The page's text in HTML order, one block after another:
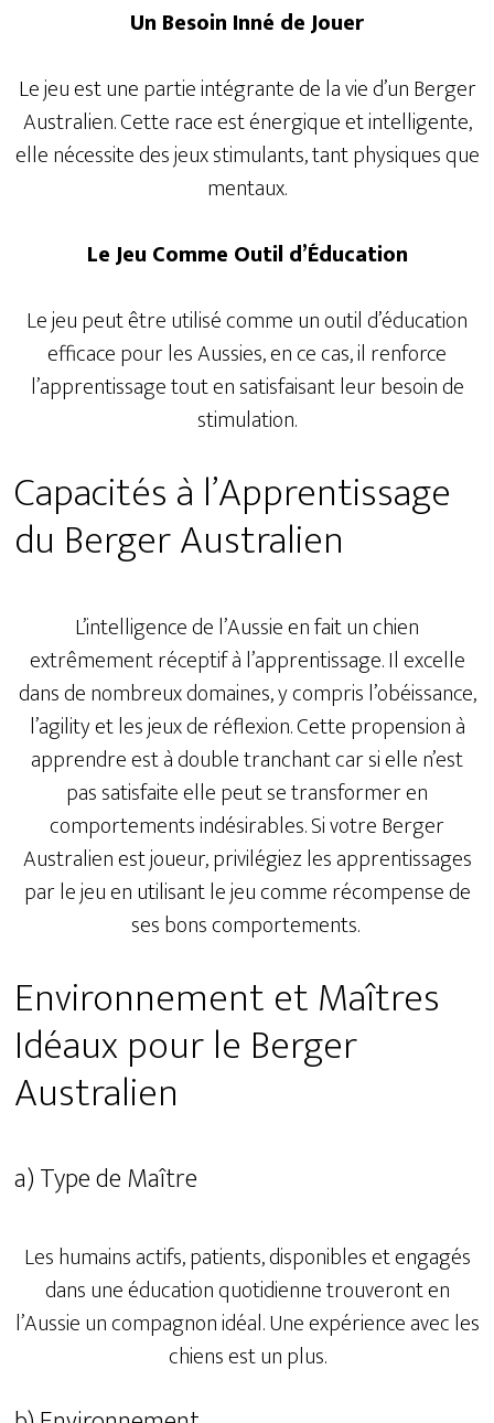
Un Besoin Inné de Jouer
Le jeu est une partie intégrante de la vie d’un Berger
Australien. Cette race est énergique et intelligente,
elle nécessite des jeux stimulants, tant physiques que
mentaux.
Le Jeu Comme Outil d’Éducation
Le jeu peut être utilisé comme un outil d’éducation
efficace pour les Aussies, en ce cas, il renforce
l’apprentissage tout en satisfaisant leur besoin de
stimulation.
Capacités à l’Apprentissage
du Berger Australien
L’intelligence de l’Aussie en fait un chien
extrêmement réceptif à l’apprentissage. Il excelle
dans de nombreux domaines, y compris l’obéissance,
l’agility et les jeux de réflexion. Cette propension à
apprendre est à double tranchant car si elle n’est
pas satisfaite elle peut se transformer en
comportements indésirables. Si votre Berger
Australien est joueur, privilégiez les apprentissages
par le jeu en utilisant le jeu comme récompense de
ses bons comportements.
Environnement et Maîtres
Idéaux pour le Berger
Australien
a) Type de Maître
Les humains actifs, patients, disponibles et engagés
dans une éducation quotidienne trouveront en
l’Aussie un compagnon idéal. Une expérience avec les
chiens est un plus.